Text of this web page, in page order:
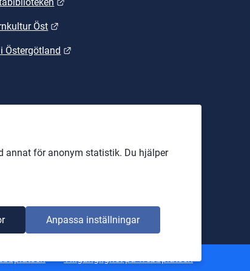
annat för anonym statistik. Du hjälper
Anpassa inställningar
Öst
Östergötland
Tillgänglighet på webbplatsen